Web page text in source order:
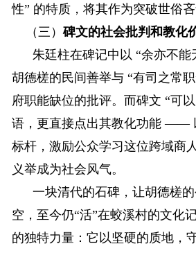
性” 的特质，将其作为突破世俗吝
（三）碑文的社会批判和教化
朱廷柱在碑记中以 “余亦不能
胡德槎的民间善举与 “有司之常
府职能缺位的批评。而碑文 “可
语，更直接点出其教化功能 ——
标杆，激励公众学习这位跨域商
义举成为社会风气。
一块清代的石碑，让胡德槎的
空，至今仍“活”在蛟溪村的文化
的独特力量：它以坚硬的质地，